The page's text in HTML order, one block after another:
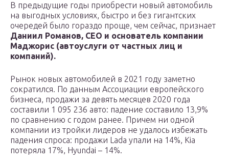
В предыдущие годы приобрести новый автомобиль
на выгодных условиях, быстро и без гигантских
очередей было гораздо проще, чем сейчас, признает
Даниил Романов, СЕО и основатель компании
Маджорис (автоуслуги от частных лиц и
компаний).
Рынок новых автомобилей в 2021 году заметно
сократился. По данным Ассоциации европейского
бизнеса, продажи за девять месяцев 2020 года
составили 1 095 236 авто: падение составило 13,9%
по сравнению с годом ранее. Причем ни одной
компании из тройки лидеров не удалось избежать
падения спроса: продажи Lada упали на 14%, Kia
потеряла 17%, Hyundai – 14%.